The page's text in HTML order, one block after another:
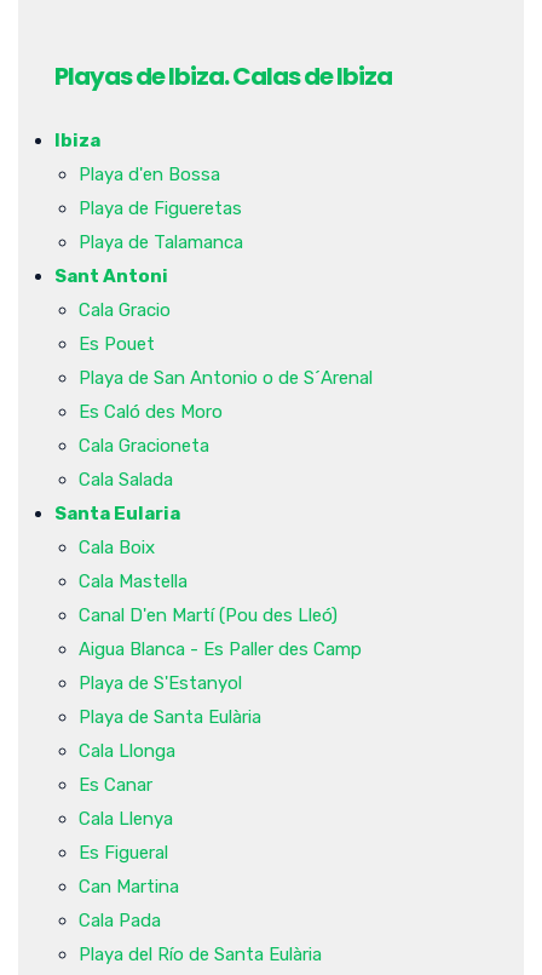
Playas de Ibiza. Calas de Ibiza
Ibiza
Playa d'en Bossa
Playa de Figueretas
Playa de Talamanca
Sant Antoni
Cala Gracio
Es Pouet
Playa de San Antonio o de S´Arenal
Es Caló des Moro
Cala Gracioneta
Cala Salada
Santa Eularia
Cala Boix
Cala Mastella
Canal D'en Martí (Pou des Lleó)
Aigua Blanca - Es Paller des Camp
Playa de S'Estanyol
Playa de Santa Eulària
Cala Llonga
Es Canar
Cala Llenya
Es Figueral
Can Martina
Cala Pada
Playa del Río de Santa Eulària